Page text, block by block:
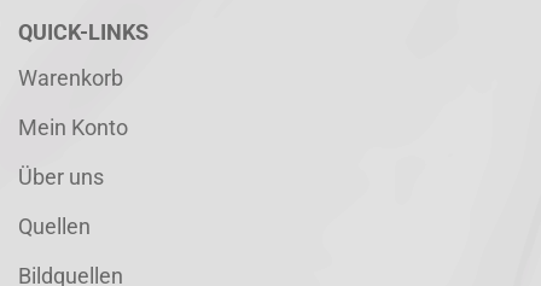
QUICK-LINKS
Warenkorb
Mein Konto
Über uns
Quellen
Bildquellen